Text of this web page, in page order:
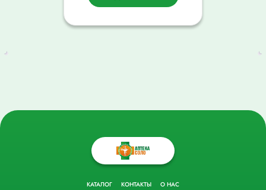
КАТАЛОГ КОНТАКТЫ О НАС